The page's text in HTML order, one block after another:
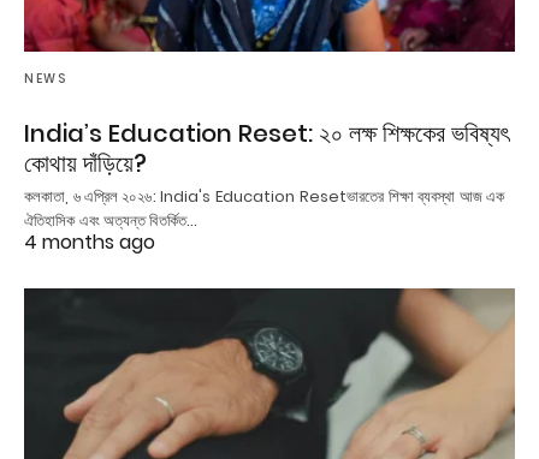
NEWS
India’s Education Reset: ২০ লক্ষ শিক্ষকের ভবিষ্যৎ
কোথায় দাঁড়িয়ে?
কলকাতা, ৬ এপ্রিল ২০২৬: India's Education Resetভারতের শিক্ষা ব্যবস্থা আজ এক
ঐতিহাসিক এবং অত্যন্ত বিতর্কিত…
4 months ago